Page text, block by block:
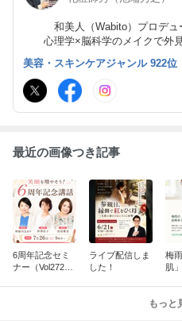
和美人（Wabito）プロデュ
心理学×脳科学のメイクで外見
める。 年齢に縛られず、再び
女性をサポート。 集客・成
美容・スキンケアジャンル 922位
最近の画像つき記事
6周年記念セミ
ナー（Vol272メ
ライブ配信しま
した！
梅
肌
もっと